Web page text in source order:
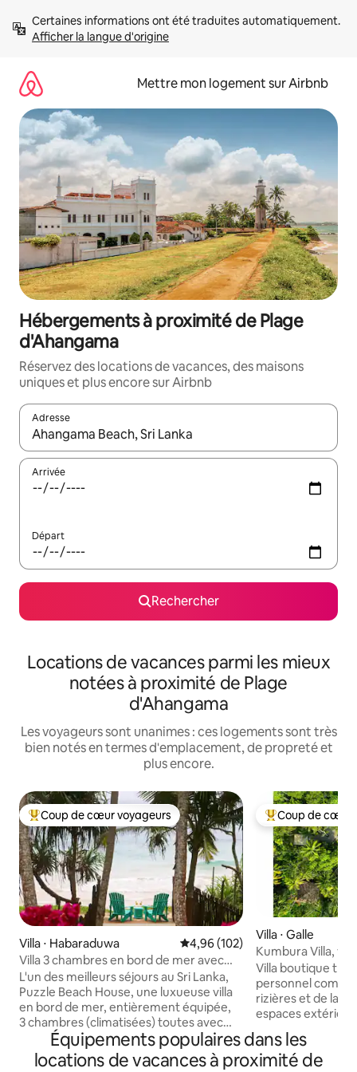
directement
Afficher la langue d'origine
Mettre mon logement sur Airbnb
Hébergements à proximité de Plage
d'Ahangama
Réservez des locations de vacances, des maisons
uniques et plus encore sur Airbnb
Adresse
Lorsque les résultats s'affichent, utilisez les flèches vers le
Arrivée
Départ
Rechercher
Locations de vacances parmi les mieux
notées à proximité de Plage
d'Ahangama
Les voyageurs sont unanimes : ces logements sont très
bien notés en termes d'emplacement, de propreté et
plus encore.
Coups de cœur voyageurs les plus appréciés
Coup de cœur voyageurs
Villa ⋅ Habaraduwa Évaluation moyenne sur la
4,96 (102)
Villa 3 chambres en bord de mer avec
chef et personnel
L'un des meilleurs séjours au Sri Lanka,
Puzzle Beach House, une luxueuse villa
en bord de mer, entièrement équipée,
3 chambres (climatisées) toutes avec
salle de bain privative, avec petit
déjeuner gratuit Ce joyau, qui fait partie
des meilleurs logements Airbnb au
Coups de cœur
Coup de cœur
Villa ⋅ Galle
Kumbura Villa,
luxe
Villa boutique
personnel
rizières et de la
espaces
piscine à débordement.
nouveau comme
villas du Sri Lanka
Équipements populaires dans les
locations de vacances à proximité de